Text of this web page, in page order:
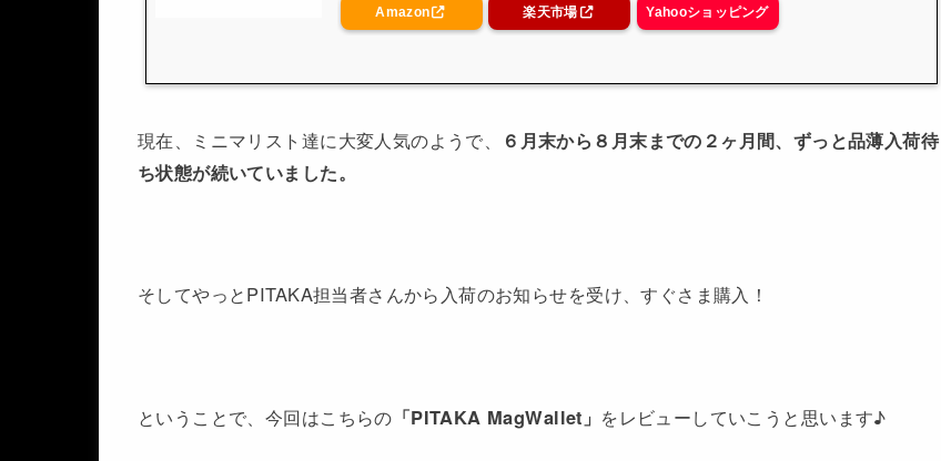
Amazon 楽天市場 Yahooショッピング
現在、ミニマリスト達に大変人気のようで、
６月末から８月末までの２ヶ月間、ずっと品薄入荷待
ち状態が続いていました。
そしてやっとPITAKA担当者さんから入荷のお知らせを受け、すぐさま購入！
ということで、今回はこちらの 「PITAKA MagWallet」 をレビューしていこうと思います♪